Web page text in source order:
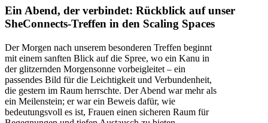
Ein Abend, der verbindet: Rückblick auf unser
SheConnects-Treffen in den Scaling Spaces
Der Morgen nach unserem besonderen Treffen beginnt
mit einem sanften Blick auf die Spree, wo ein Kanu in
der glitzernden Morgensonne vorbeigleitet – ein
passendes Bild für die Leichtigkeit und Verbundenheit,
die gestern im Raum herrschte. Der Abend war mehr als
ein Meilenstein; er war ein Beweis dafür, wie
bedeutungsvoll es ist, Frauen einen sicheren Raum für